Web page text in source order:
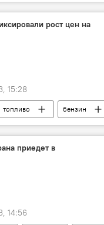
Россия конфликт
рост цен на
15:28
топливо
бензин
Таджикистан
приедет в
14:56